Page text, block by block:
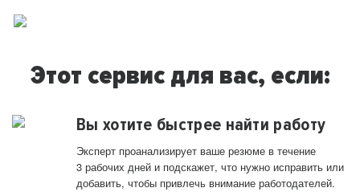
Этот сервис для вас, если:
Вы хотите быстрее найти работу
Эксперт проанализирует ваше резюме в течение
3 рабочих дней и подскажет, что нужно исправить или
добавить, чтобы привлечь внимание работодателей.